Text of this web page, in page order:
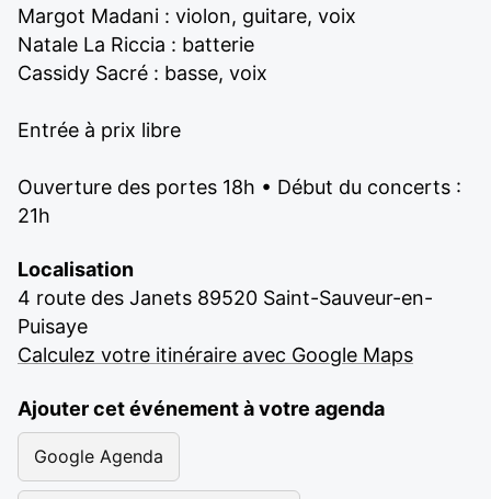
Margot Madani : violon, guitare, voix
Natale La Riccia : batterie
Cassidy Sacré : basse, voix
Entrée à prix libre
Ouverture des portes 18h • Début du concerts :
21h
Localisation
4 route des Janets 89520 Saint-Sauveur-en-
Puisaye
Calculez votre itinéraire avec Google Maps
Ajouter cet événement à votre agenda
Google Agenda